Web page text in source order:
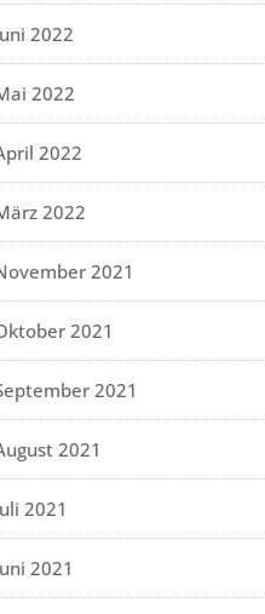
2022
2022
2022
2022
2021
2021
2021
2021
2021
2021